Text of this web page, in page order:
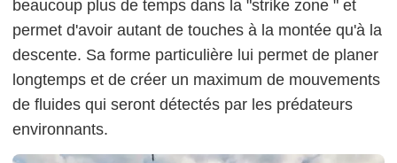
beaucoup plus de temps dans la "strike zone " et
permet d'avoir autant de touches à la montée qu'à la
descente. Sa forme particulière lui permet de planer
longtemps et de créer un maximum de mouvements
de fluides qui seront détectés par les prédateurs
environnants.